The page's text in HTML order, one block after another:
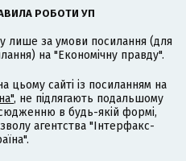
РОБОТИ УП
лише за умови посилання (для
на "Економічну правду".
цьому сайті із посиланням на
, не підлягають подальшому
в будь-якій формі,
агентства "Інтерфакс-